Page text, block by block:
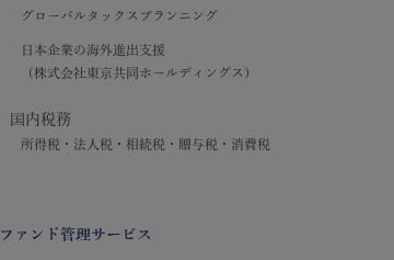
グローバルタックスプランニング
日本企業の海外進出支援
（株式会社東京共同ホールディングス）
国内税務
所得税・法人税・相続税・贈与税・消費税
ファンド管理サービス